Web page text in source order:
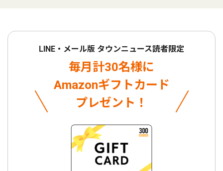
LINE・メール版 タウンニュース読者限定
毎月計30名様に
Amazonギフトカード
プレゼント！